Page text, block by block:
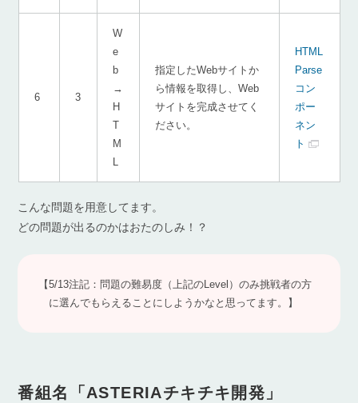
6 3
W
e
b
→
H
T
M
L
指定したWebサイトか
ら情報を取得し、Web
サイトを完成させてく
ださい。
HTML
Parse
コン
ポー
ネン
ト
こんな問題を用意してます。
どの問題が出るのかはおたのしみ！？
【5/13注記：問題の難易度（上記のLevel）のみ挑戦者の方
に選んでもらえることにしようかなと思ってます。】
番組名「ASTERIAチキチキ開発」